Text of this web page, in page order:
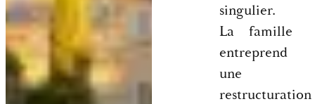
singulier.
La famille
entreprend
une
restructuration